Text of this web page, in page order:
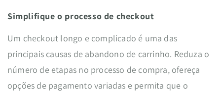
Simplifique o processo de checkout
Um checkout longo e complicado é uma das
principais causas de abandono de carrinho. Reduza o
número de etapas no processo de compra, ofereça
opções de pagamento variadas e permita que o